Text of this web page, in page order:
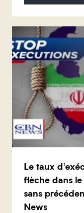
Le taux
flèche dans
sans
News